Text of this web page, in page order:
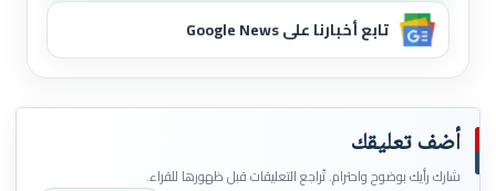
تابع أخبارنا على Google News
أضف تعليقك
شارك رأيك بوضوح واحترام. تُراجع التعليقات قبل ظهورها للقراء.